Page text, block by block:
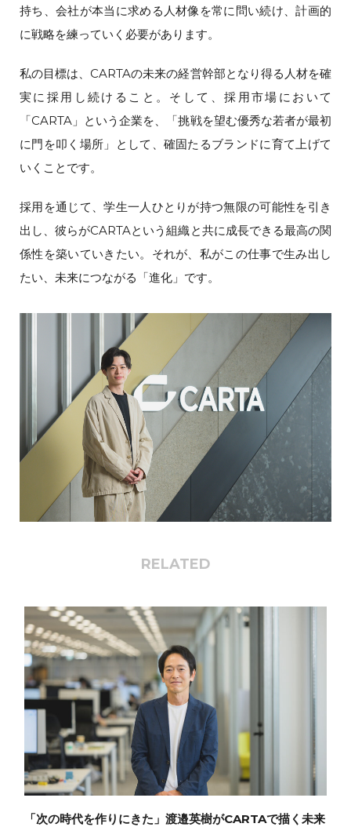
持ち、会社が本当に求める人材像を常に問い続け、計画的
に戦略を練っていく必要があります。
私の目標は、CARTAの未来の経営幹部となり得る人材を確
実に採用し続けること。そして、採用市場において
「CARTA」という企業を、「挑戦を望む優秀な若者が最初
に門を叩く場所」として、確固たるブランドに育て上げて
いくことです。
採用を通じて、学生一人ひとりが持つ無限の可能性を引き
出し、彼らがCARTAという組織と共に成長できる最高の関
係性を築いていきたい。それが、私がこの仕事で生み出し
たい、未来につながる「進化」です。
RELATED
「次の時代を作りにきた」渡邉英樹がCARTAで描く未来